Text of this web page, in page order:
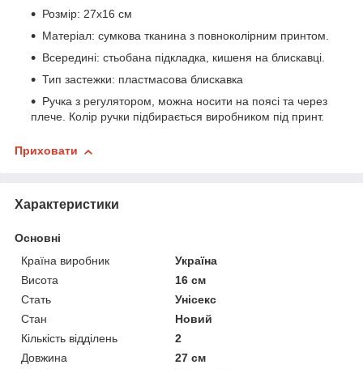
Розмір: 27х16 см
Матеріал: сумкова тканина з повноколірним принтом.
Всередині: стьобана підкладка, кишеня на блискавці.
Тип застежки: пластмасова блискавка
Ручка з регулятором, можна носити на поясі та через
плече. Колір ручки підбирається виробником під принт.
Приховати
Характеристики
Основні
Країна виробник
Україна
Висота
16 см
Стать
Унісекс
Стан
Новий
Кількість відділень
2
Довжина
27 см